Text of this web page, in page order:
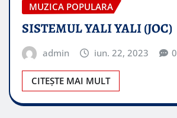
MUZICA POPULARA
SISTEMUL YALI YALI (JOC)
admin iun. 22, 2023 0
CITEȘTE MAI MULT